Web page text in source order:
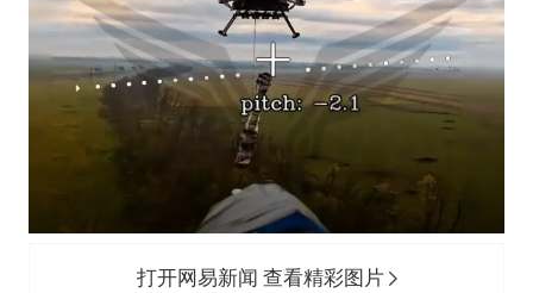
打开网易新闻 查看精彩图片